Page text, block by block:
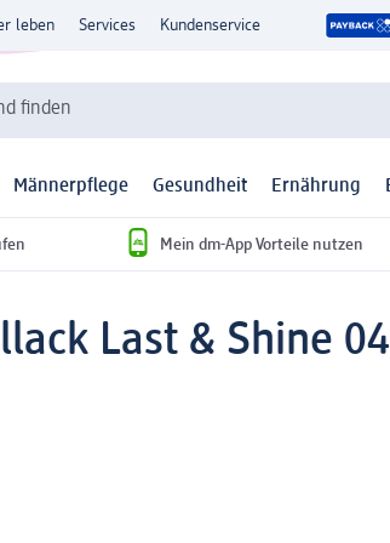
leben Services Kundenservice
finden
Männerpflege Gesundheit Ernährung
Mein dm-App Vorteile nutzen
Last & Shine